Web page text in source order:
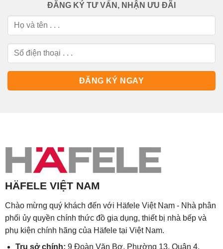
ĐĂNG KÝ TƯ VẤN, NHẬN ƯU ĐÃI
HÄFELE VIỆT NAM
Chào mừng quý khách đến với Häfele Việt Nam - Nhà phân
phối ủy quyền chính thức đồ gia dụng, thiết bị nhà bếp và
phụ kiện chính hãng của Häfele tại Việt Nam.
Trụ sở chính: 9 Đoàn Văn Bơ, Phường 13, Quận 4,